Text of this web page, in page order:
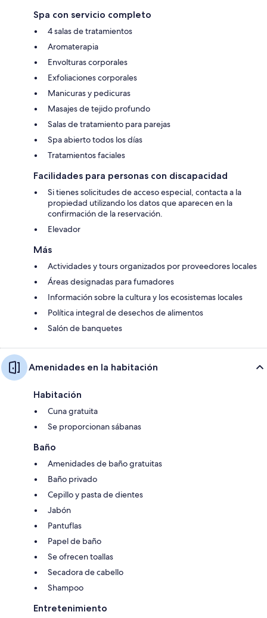
Spa con servicio completo
4 salas de tratamientos
Aromaterapia
Envolturas corporales
Exfoliaciones corporales
Manicuras y pedicuras
Masajes de tejido profundo
Salas de tratamiento para parejas
Spa abierto todos los días
Tratamientos faciales
Facilidades para personas con discapacidad
Si tienes solicitudes de acceso especial, contacta a la
propiedad utilizando los datos que aparecen en la
confirmación de la reservación.
Elevador
Más
Actividades y tours organizados por proveedores locales
Áreas designadas para fumadores
Información sobre la cultura y los ecosistemas locales
Política integral de desechos de alimentos
Salón de banquetes
Amenidades en la habitación
Habitación
Cuna gratuita
Se proporcionan sábanas
Baño
Amenidades de baño gratuitas
Baño privado
Cepillo y pasta de dientes
Jabón
Pantuflas
Papel de baño
Se ofrecen toallas
Secadora de cabello
Shampoo
Entretenimiento